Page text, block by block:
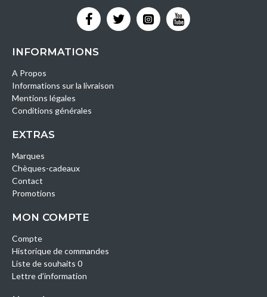
INFORMATIONS
A Propos
Informations sur la livraison
Mentions légales
Conditions générales
EXTRAS
Marques
Chèques-cadeaux
Contact
Promotions
MON COMPTE
Compte
Historique de commandes
Liste de souhaits 0
Lettre d’information